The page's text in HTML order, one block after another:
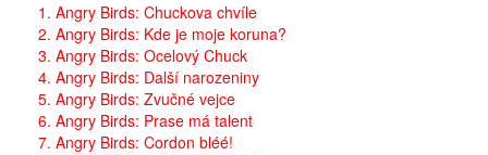
1. Angry Birds: Chuckova chvíle
2. Angry Birds: Kde je moje koruna?
3. Angry Birds: Ocelový Chuck
4. Angry Birds: Další narozeniny
5. Angry Birds: Zvučné vejce
6. Angry Birds: Prase má talent
7. Angry Birds: Cordon bléé!